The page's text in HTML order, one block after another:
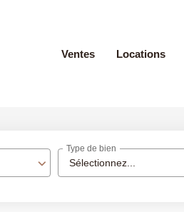
Ventes Locations
Sélectionnez...
Type de bien